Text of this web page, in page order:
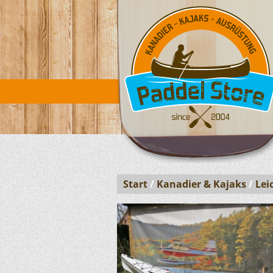
Start/ Kanadier & Kajaks/